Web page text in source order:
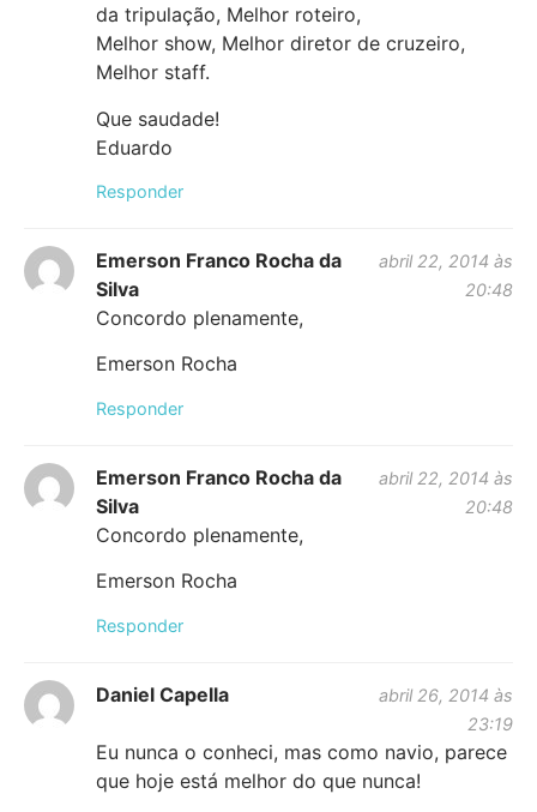
da tripulação, Melhor roteiro,
Melhor show, Melhor diretor de cruzeiro,
Melhor staff.
Que saudade!
Eduardo
Responder
Emerson Franco Rocha da
Silva
abril 22, 2014 às
20:48
Concordo plenamente,
Emerson Rocha
Responder
Emerson Franco Rocha da
Silva
abril 22, 2014 às
20:48
Concordo plenamente,
Emerson Rocha
Responder
Daniel Capella
abril 26, 2014 às
23:19
Eu nunca o conheci, mas como navio, parece
que hoje está melhor do que nunca!